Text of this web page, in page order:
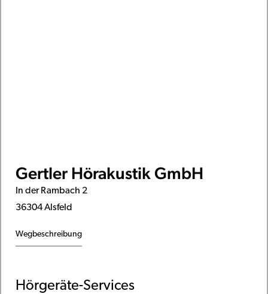
Gertler Hörakustik GmbH
In der Rambach 2
36304 Alsfeld
Wegbeschreibung
Hörgeräte-Services